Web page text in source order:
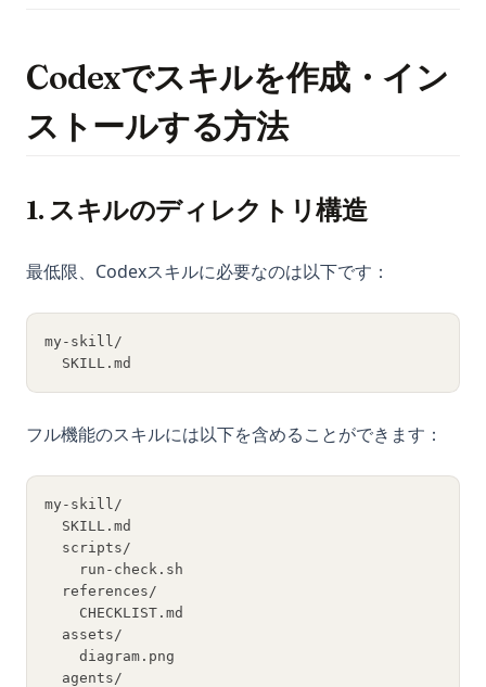
Codexでスキルを作成・イン
ストールする方法
1. スキルのディレクトリ構造
最低限、Codexスキルに必要なのは以下です：
my-skill/
  SKILL.md
フル機能のスキルには以下を含めることができます：
my-skill/
  SKILL.md
  scripts/
    run-check.sh
  references/
    CHECKLIST.md
  assets/
    diagram.png
  agents/